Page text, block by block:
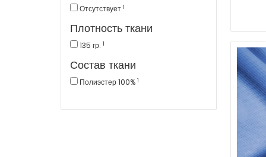
Отсутствует 1
Плотность ткани
135 гр. 1
Состав ткани
Полиэстер 100% 1